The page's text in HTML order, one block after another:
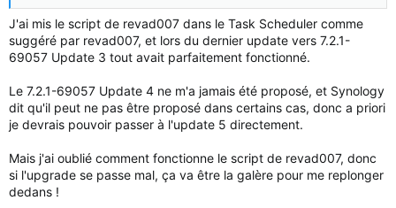
J'ai mis le script de revad007 dans le Task Scheduler comme
suggéré par revad007, et lors du dernier update vers 7.2.1-
69057 Update 3 tout avait parfaitement fonctionné.
Le 7.2.1-69057 Update 4 ne m'a jamais été proposé, et Synology
dit qu'il peut ne pas être proposé dans certains cas, donc a priori
je devrais pouvoir passer à l'update 5 directement.
Mais j'ai oublié comment fonctionne le script de revad007, donc
si l'upgrade se passe mal, ça va être la galère pour me replonger
dedans !